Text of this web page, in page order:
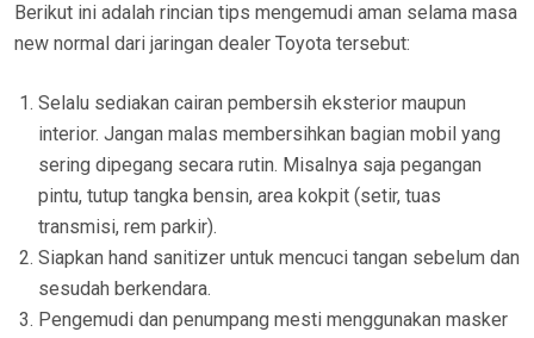
Berikut ini adalah rincian tips mengemudi aman selama masa
new normal dari jaringan dealer Toyota tersebut:
Selalu sediakan cairan pembersih eksterior maupun
interior. Jangan malas membersihkan bagian mobil yang
sering dipegang secara rutin. Misalnya saja pegangan
pintu, tutup tangka bensin, area kokpit (setir, tuas
transmisi, rem parkir).
Siapkan hand sanitizer untuk mencuci tangan sebelum dan
sesudah berkendara.
Pengemudi dan penumpang mesti menggunakan masker